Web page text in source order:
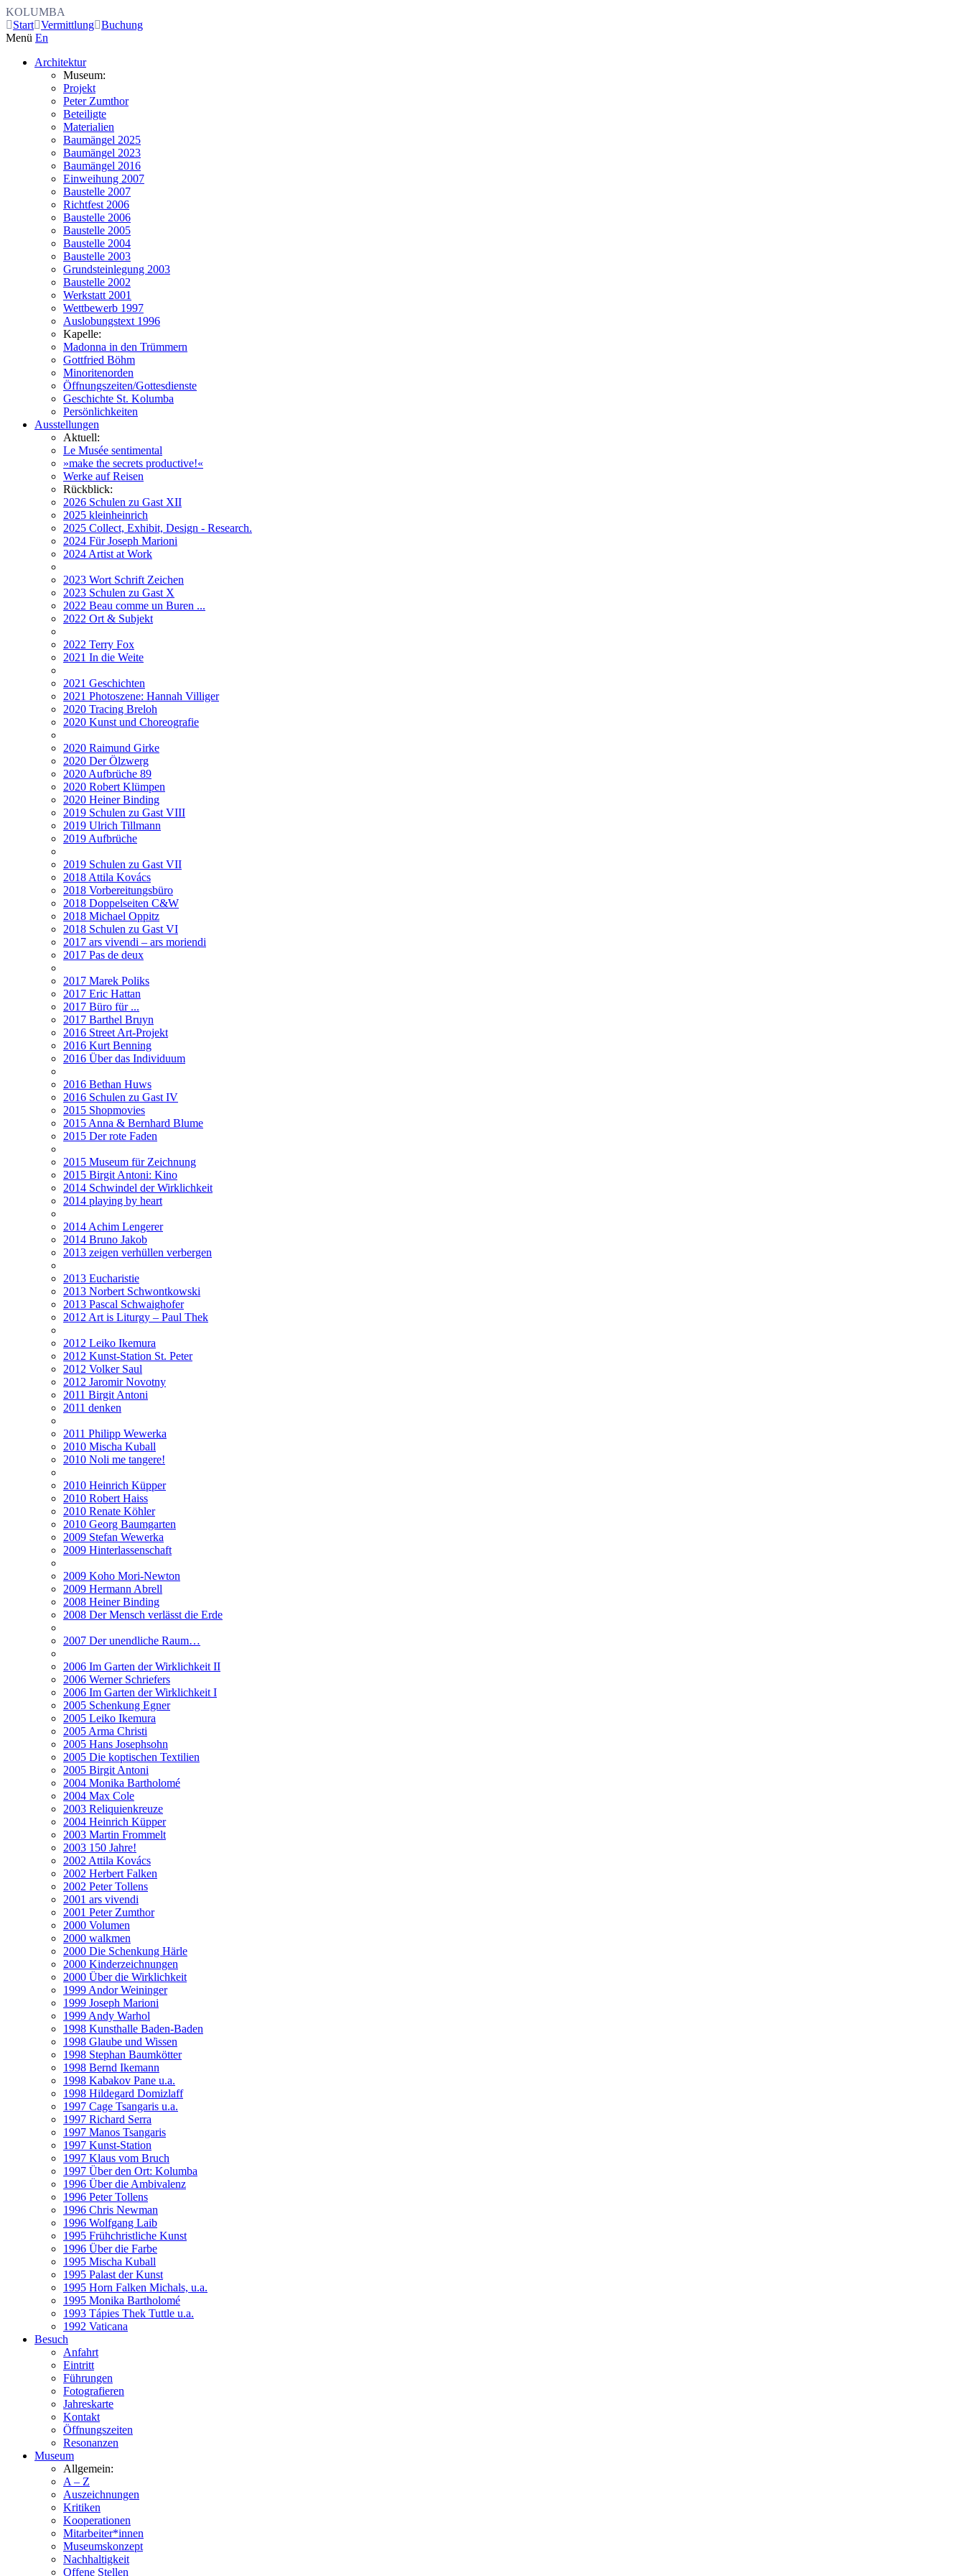
KOLUMBA
Start Vermittlung Buchung
Menü En
Architektur
Museum:
Projekt
Peter Zumthor
Beteiligte
Materialien
Baumängel 2025
Baumängel 2023
Baumängel 2016
Einweihung 2007
Baustelle 2007
Richtfest 2006
Baustelle 2006
Baustelle 2005
Baustelle 2004
Baustelle 2003
Grundsteinlegung 2003
Baustelle 2002
Werkstatt 2001
Wettbewerb 1997
Auslobungstext 1996
Kapelle:
Madonna in den Trümmern
Gottfried Böhm
Minoritenorden
Öffnungszeiten/Gottesdienste
Geschichte St. Kolumba
Persönlichkeiten
Ausstellungen
Aktuell:
Le Musée sentimental
»make the secrets productive!«
Werke auf Reisen
Rückblick:
2026 Schulen zu Gast XII
2025 kleinheinrich
2025 Collect, Exhibit, Design - Research.
2024 Für Joseph Marioni
2024 Artist at Work
2023 Wort Schrift Zeichen
2023 Schulen zu Gast X
2022 Beau comme un Buren ...
2022 Ort & Subjekt
2022 Terry Fox
2021 In die Weite
2021 Geschichten
2021 Photoszene: Hannah Villiger
2020 Tracing Breloh
2020 Kunst und Choreografie
2020 Raimund Girke
2020 Der Ölzwerg
2020 Aufbrüche 89
2020 Robert Klümpen
2020 Heiner Binding
2019 Schulen zu Gast VIII
2019 Ulrich Tillmann
2019 Aufbrüche
2019 Schulen zu Gast VII
2018 Attila Kovács
2018 Vorbereitungsbüro
2018 Doppelseiten C&W
2018 Michael Oppitz
2018 Schulen zu Gast VI
2017 ars vivendi – ars moriendi
2017 Pas de deux
2017 Marek Poliks
2017 Eric Hattan
2017 Büro für ...
2017 Barthel Bruyn
2016 Street Art-Projekt
2016 Kurt Benning
2016 Über das Individuum
2016 Bethan Huws
2016 Schulen zu Gast IV
2015 Shopmovies
2015 Anna & Bernhard Blume
2015 Der rote Faden
2015 Museum für Zeichnung
2015 Birgit Antoni: Kino
2014 Schwindel der Wirklichkeit
2014 playing by heart
2014 Achim Lengerer
2014 Bruno Jakob
2013 zeigen verhüllen verbergen
2013 Eucharistie
2013 Norbert Schwontkowski
2013 Pascal Schwaighofer
2012 Art is Liturgy – Paul Thek
2012 Leiko Ikemura
2012 Kunst-Station St. Peter
2012 Volker Saul
2012 Jaromir Novotny
2011 Birgit Antoni
2011 denken
2011 Philipp Wewerka
2010 Mischa Kuball
2010 Noli me tangere!
2010 Heinrich Küpper
2010 Robert Haiss
2010 Renate Köhler
2010 Georg Baumgarten
2009 Stefan Wewerka
2009 Hinterlassenschaft
2009 Koho Mori-Newton
2009 Hermann Abrell
2008 Heiner Binding
2008 Der Mensch verlässt die Erde
2007 Der unendliche Raum…
2006 Im Garten der Wirklichkeit II
2006 Werner Schriefers
2006 Im Garten der Wirklichkeit I
2005 Schenkung Egner
2005 Leiko Ikemura
2005 Arma Christi
2005 Hans Josephsohn
2005 Die koptischen Textilien
2005 Birgit Antoni
2004 Monika Bartholomé
2004 Max Cole
2003 Reliquienkreuze
2004 Heinrich Küpper
2003 Martin Frommelt
2003 150 Jahre!
2002 Attila Kovács
2002 Herbert Falken
2002 Peter Tollens
2001 ars vivendi
2001 Peter Zumthor
2000 Volumen
2000 walkmen
2000 Die Schenkung Härle
2000 Kinderzeichnungen
2000 Über die Wirklichkeit
1999 Andor Weininger
1999 Joseph Marioni
1999 Andy Warhol
1998 Kunsthalle Baden-Baden
1998 Glaube und Wissen
1998 Stephan Baumkötter
1998 Bernd Ikemann
1998 Kabakov Pane u.a.
1998 Hildegard Domizlaff
1997 Cage Tsangaris u.a.
1997 Richard Serra
1997 Manos Tsangaris
1997 Kunst-Station
1997 Klaus vom Bruch
1997 Über den Ort: Kolumba
1996 Über die Ambivalenz
1996 Peter Tollens
1996 Chris Newman
1996 Wolfgang Laib
1995 Frühchristliche Kunst
1996 Über die Farbe
1995 Mischa Kuball
1995 Palast der Kunst
1995 Horn Falken Michals, u.a.
1995 Monika Bartholomé
1993 Tápies Thek Tuttle u.a.
1992 Vaticana
Besuch
Anfahrt
Eintritt
Führungen
Fotografieren
Jahreskarte
Kontakt
Öffnungszeiten
Resonanzen
Museum
Allgemein:
A – Z
Auszeichnungen
Kritiken
Kooperationen
Mitarbeiter*innen
Museumskonzept
Nachhaltigkeit
Offene Stellen